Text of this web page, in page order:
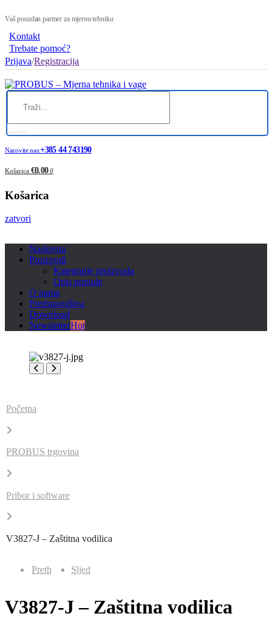
Vaš pouzdan partner za mjernu tehniku
Kontakt
Trebate pomoć?
Prijava/Registracija
Nazovite nas:+385 44 743190
Košarica €0.00 0
Košarica
zatvori
Naslovna
Proizvodi
Kategorije proizvoda
Opis ponude
O nama
Predstavništva
Download
NewsletterHot
Početna
PROBUS trgovina
Pribor i software
V3827-J – Zaštitna vodilica
Preth Sljed
V3827-J – Zaštitna vodilica